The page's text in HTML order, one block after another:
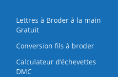
Lettres à Broder à la main
Gratuit
Conversion fils à broder
Calculateur d’échevettes
DMC